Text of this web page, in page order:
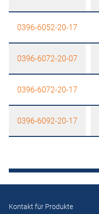
0396-6052-20-17
0396-6072-20-07
0396-6072-20-17
0396-6092-20-17
Kontakt für Produkte